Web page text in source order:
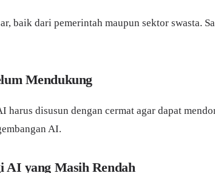
baik dari pemerintah maupun sektor swasta.
Mendukung
disusun dengan cermat agar dapat
AI.
AI yang Masih Rendah